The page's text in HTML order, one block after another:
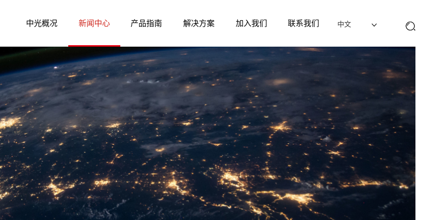
中文
中光概况 新闻中心 产品指南 解决方案 加入我们 联系我们